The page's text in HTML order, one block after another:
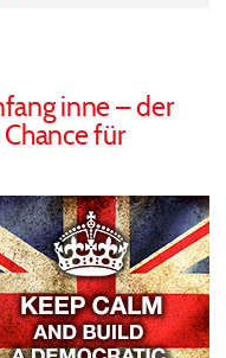
inne – der
für